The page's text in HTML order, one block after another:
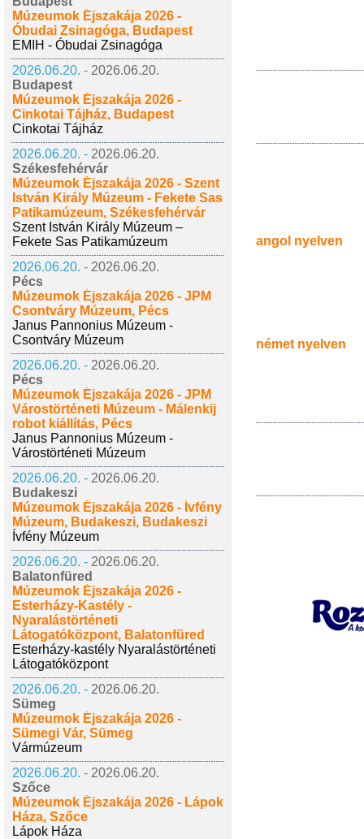
Múzeumok Éjszakája 2026 -
Óbudai Zsinagóga, Budapest
EMIH - Óbudai Zsinagóga
2026.06.20. - 2026.06.20.
Budapest
Múzeumok Éjszakája 2026 -
Cinkotai Tájház, Budapest
Cinkotai Tájház
2026.06.20. - 2026.06.20.
Székesfehérvár
Múzeumok Éjszakája 2026 - Szent
István Király Múzeum - Fekete Sas
Patikamúzeum, Székesfehérvár
Szent István Király Múzeum –
Fekete Sas Patikamúzeum
2026.06.20. - 2026.06.20.
Pécs
Múzeumok Éjszakája 2026 - JPM
Csontváry Múzeum, Pécs
Janus Pannonius Múzeum -
Csontváry Múzeum
2026.06.20. - 2026.06.20.
Pécs
Múzeumok Éjszakája 2026 - JPM
Várostörténeti Múzeum - Málenkij
robot kiállítás, Pécs
Janus Pannonius Múzeum -
Várostörténeti Múzeum
2026.06.20. - 2026.06.20.
Budakeszi
Múzeumok Éjszakája 2026 - Ívfény
Múzeum, Budakeszi, Budakeszi
Ívfény Múzeum
2026.06.20. - 2026.06.20.
Balatonfüred
Múzeumok Éjszakája 2026 -
Esterházy-Kastély -
Nyaralástörténeti
Látogatóközpont, Balatonfüred
Esterházy-kastély Nyaralástörténeti
Látogatóközpont
2026.06.20. - 2026.06.20.
Sümeg
Múzeumok Éjszakája 2026 -
Sümegi Vár, Sümeg
Vármúzeum
2026.06.20. - 2026.06.20.
Szőce
Múzeumok Éjszakája 2026 - Lápok
Háza, Szőce
Lápok Háza
angol nyelven
német nyelven